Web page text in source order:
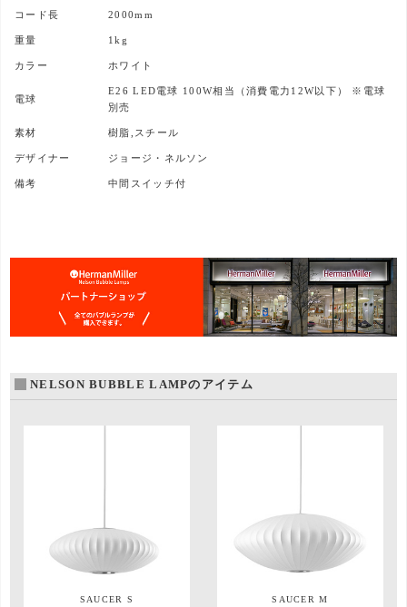
コード長 2000mm
重量 1kg
カラー ホワイト
電球
E26 LED電球 100W相当（消費電力12W以下） ※電球
別売
素材 樹脂,スチール
デザイナー ジョージ・ネルソン
備考 中間スイッチ付
NELSON BUBBLE LAMPのアイテム
SAUCER S SAUCER M